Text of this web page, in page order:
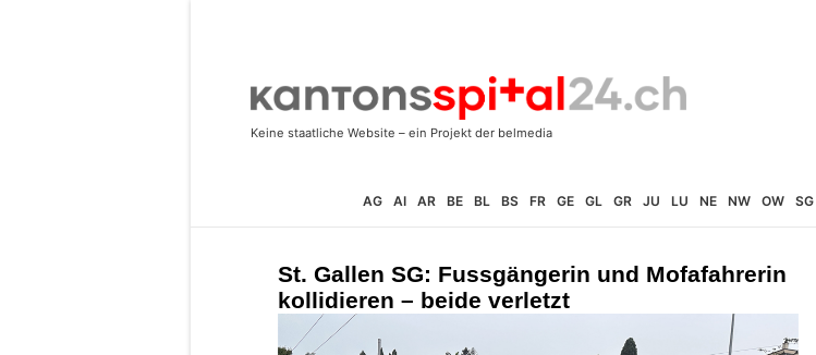
AG AI AR BE BL BS FR GE GL GR JU LU NE NW OW SG
St. Gallen SG: Fussgängerin und Mofafahrerin
kollidieren – beide verletzt